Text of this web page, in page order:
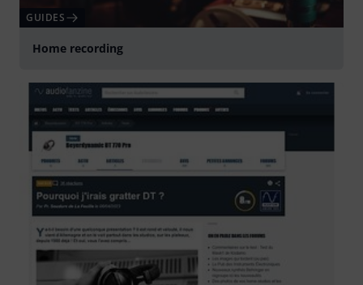
GUIDES
Home recording